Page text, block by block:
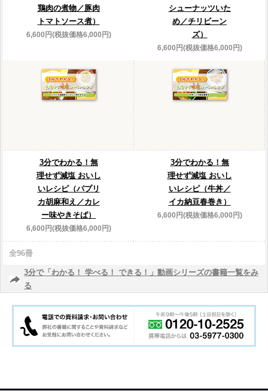
鶏肉の煮物／豚肉
トマトソース煮）
6,600円(税抜価格6,000円)
シューナッツいた
め／チリビーン
ズ）
6,600円(税抜価格6,000円)
3分でわかる！無
理せず減塩 おいし
いレシピ（パプリ
カ胡麻和え／カレ
ー味やきそば）
6,600円(税抜価格6,000円)
3分でわかる！無
理せず減塩 おいし
いレシピ（牛丼／
イカ納豆春巻き）
6,600円(税抜価格6,000円)
全96冊
3分で「わかる！ 学べる！ できる！」動画シリーズの書籍一覧をみ
る